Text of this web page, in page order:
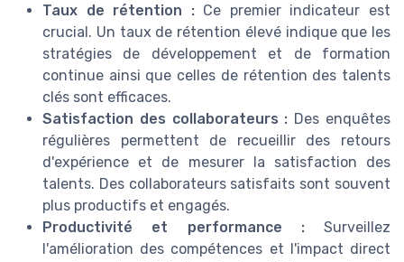
Taux de rétention :Ce premier indicateur est
crucial. Un taux de rétention élevé indique que les
stratégies de développement et de formation
continue ainsi que celles de rétention des talents
clés sont efficaces.
Satisfaction des collaborateurs : Des enquêtes
régulières permettent de recueillir des retours
d'expérience et de mesurer la satisfaction des
talents. Des collaborateurs satisfaits sont souvent
plus productifs et engagés.
Productivité et performance :Surveillez
l'amélioration des compétences et l'impact direct